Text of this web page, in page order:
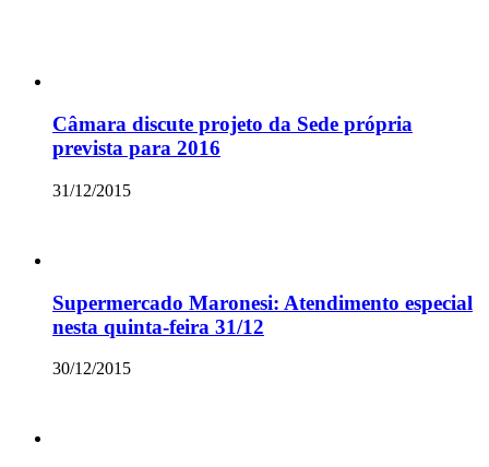
Câmara discute projeto da Sede própria
prevista para 2016
31/12/2015
Supermercado Maronesi: Atendimento especial
nesta quinta-feira 31/12
30/12/2015